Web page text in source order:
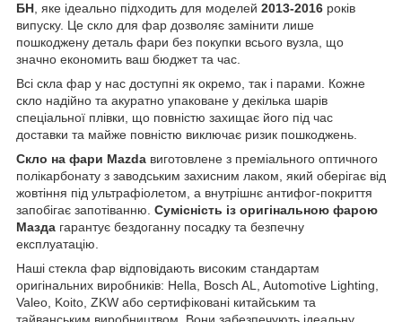
БН, яке ідеально підходить для моделей 2013-2016 років
випуску. Це скло для фар дозволяє замінити лише
пошкоджену деталь фари без покупки всього вузла, що
значно економить ваш бюджет та час.
Всі скла фар у нас доступні як окремо, так і парами. Кожне
скло надійно та акуратно упаковане у декілька шарів
спеціальної плівки, що повністю захищає його під час
доставки та майже повністю виключає ризик пошкоджень.
Скло на фари Mazda виготовлене з преміального оптичного
полікарбонату з заводським захисним лаком, який оберігає від
жовтіння під ультрафіолетом, а внутрішнє антифог-покриття
запобігає запотіванню. Сумісність із оригінальною фарою
Мазда гарантує бездоганну посадку та безпечну
експлуатацію.
Наші стекла фар відповідають високим стандартам
оригінальних виробників: Hella, Bosch AL, Automotive Lighting,
Valeo, Koito, ZKW або сертифіковані китайським та